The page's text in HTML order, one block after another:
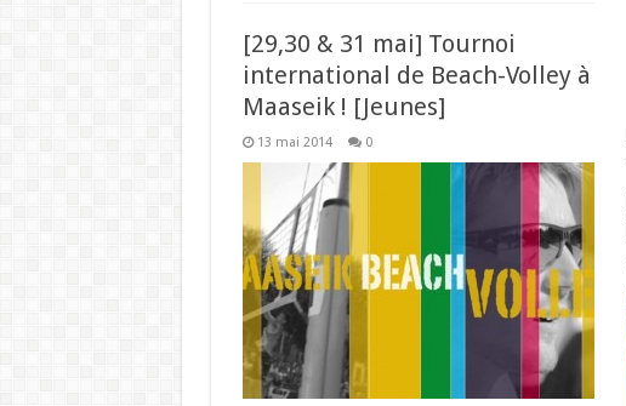
[29,30 & 31 mai] Tournoi
international de Beach-Volley à
Maaseik ! [Jeunes]
13 mai 2014 0